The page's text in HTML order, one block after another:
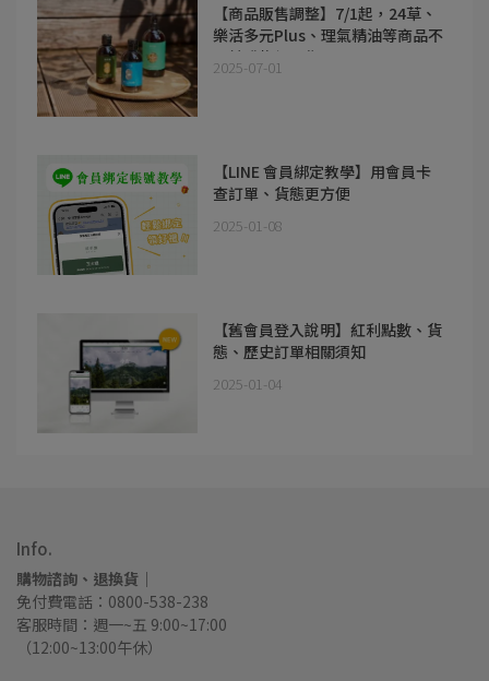
【商品販售調整】7/1起，24草、
樂活多元Plus、理氣精油等商品不
再於購物網販售
2025-07-01
【LINE 會員綁定教學】用會員卡
查訂單、貨態更方便
2025-01-08
【舊會員登入說明】紅利點數、貨
態、歷史訂單相關須知
2025-01-04
Info.
購物諮詢、退換貨｜
免付費電話：0800-538-238
客服時間：週一~五 9:00~17:00
（12:00~13:00午休）